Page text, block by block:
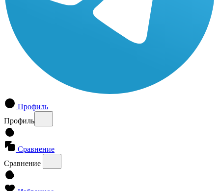
Профиль
Профиль
Сравнение
Сравнение